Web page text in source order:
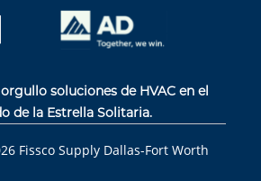
soluciones de HVAC en el
de la Estrella Solitaria.
Fissco Supply Dallas-Fort Worth